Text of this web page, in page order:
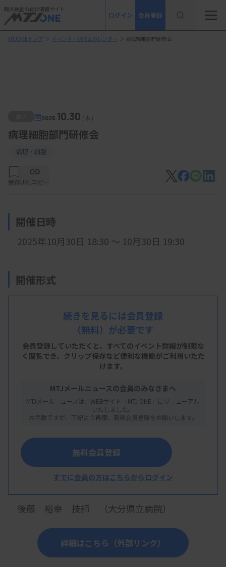
臨床検査の総合情報サイト
ログイン 会員登録
MTJONEトップ ＞ イベント・研修会カレンダー ＞ 病理細胞部門研修会
2025. 10.30（木）
病理細胞部門研修会
病理・細胞
保存URLコピー
開催日時
2025年10月30日 18:30 ～ 10月30日 19:30
開催形式
LIVE配信
主 催
大分県臨床検査技師会
概 要
・演題
：認定病理検査技師認定試験について
高橋 彩花 技師 （大分大学医学部付属病院
後藤 裕幸 技師 （大分県立病院）
詳細はこちら（外部リンク）
続きを見るには会員登録
（無料）が必要です
会員登録していただくと、すべてのイベント詳細が制限な
く閲覧でき、 クリップ保存など便利な機能がご利用いただ
けます。
MTJメールニュースの会員のみなさまへ
MTJメールニュースは、WEBサイト「MTJ ONE」にリニューアル
いたしました。
お手数ですが、下記より再度、新規会員登録をお願いします。
無料会員登録
すでに会員の方はこちらからログイン